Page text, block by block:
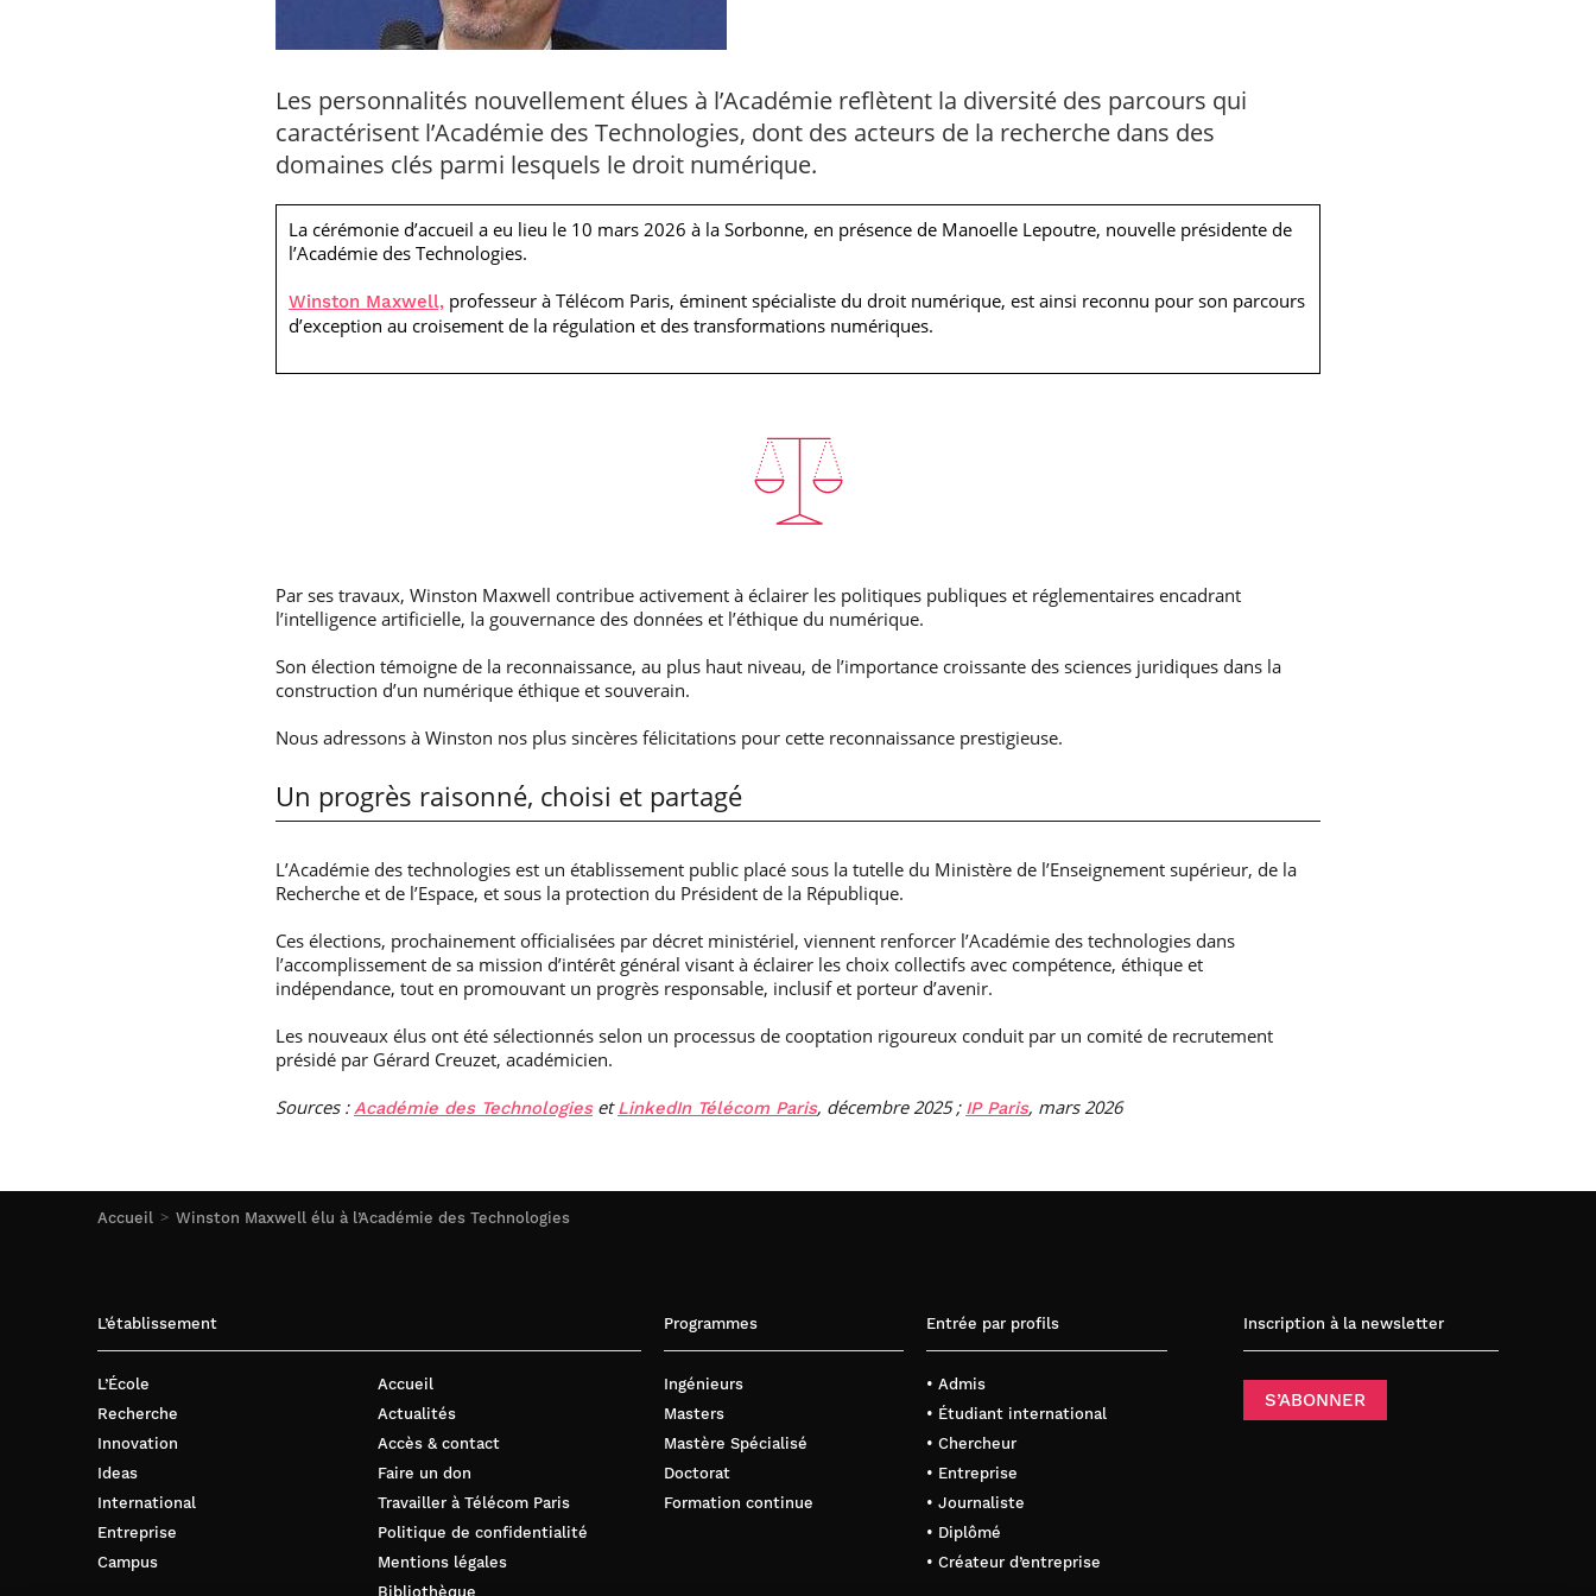
Accueil Winston Maxwell élu à l’Académie des Technologies
Les personnalités nouvellement élues à l’Académie reflètent la diversité des parcours qui
caractérisent l’Académie des Technologies, dont des acteurs de la recherche dans des
domaines clés parmi lesquels le droit numérique.
La cérémonie d’accueil a eu lieu le 10 mars 2026 à la Sorbonne, en présence de Manoelle Lepoutre, nouvelle présidente de
l’Académie des Technologies.
Winston Maxwell, professeur à Télécom Paris, éminent spécialiste du droit numérique, est ainsi reconnu pour son parcours
d’exception au croisement de la régulation et des transformations numériques.
Par ses travaux, Winston Maxwell contribue activement à éclairer les politiques publiques et réglementaires encadrant
l’intelligence artificielle, la gouvernance des données et l’éthique du numérique.
Son élection témoigne de la reconnaissance, au plus haut niveau, de l’importance croissante des sciences juridiques dans la
construction d’un numérique éthique et souverain.
Nous adressons à Winston nos plus sincères félicitations pour cette reconnaissance prestigieuse.
Un progrès raisonné, choisi et partagé
L’Académie des technologies est un établissement public placé sous la tutelle du Ministère de l’Enseignement supérieur, de la
Recherche et de l’Espace, et sous la protection du Président de la République.
Ces élections, prochainement officialisées par décret ministériel, viennent renforcer l’Académie des technologies dans
l’accomplissement de sa mission d’intérêt général visant à éclairer les choix collectifs avec compétence, éthique et
indépendance, tout en promouvant un progrès responsable, inclusif et porteur d’avenir.
Les nouveaux élus ont été sélectionnés selon un processus de cooptation rigoureux conduit par un comité de recrutement
présidé par Gérard Creuzet, académicien.
Sources :Académie des TechnologiesetLinkedIn Télécom Paris, décembre 2025 ; IP Paris, mars 2026
L’établissement
L’École
Recherche
Innovation
Ideas
International
Entreprise
Campus
Accueil
Actualités
Accès & contact
Faire un don
Travailler à Télécom Paris
Politique de confidentialité
Mentions légales
Bibliothèque
Programmes
Ingénieurs
Masters
Mastère Spécialisé
Doctorat
Formation continue
Entrée par profils
• Admis
• Étudiant international
• Chercheur
• Entreprise
• Journaliste
• Diplômé
• Créateur d’entreprise
Inscription à la newsletter
S’ABONNER